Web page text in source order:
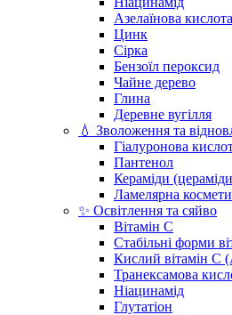
Азелаїнова кислота
Цинк
Сірка
Бензоїл пероксид
Чайне дерево
Глина
Деревне вугілля
💧 Зволоження та
Гіалуронова
Пантенол
Кераміди
Ламелярна
✨ Освітлення та сяйво
Вітамін С
Стабільні форми
Кислий вітамін С
Транексамова
Ніацинамід
Глутатіон